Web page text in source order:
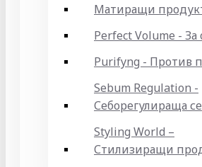
Матиращи
Perfect Volume - За
Purifyng - Против
Sebum Regulation -
Себорегулираща
Styling World –
Стилизиращи